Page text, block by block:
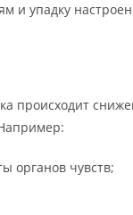
и упадку
происходит
органов чувств;